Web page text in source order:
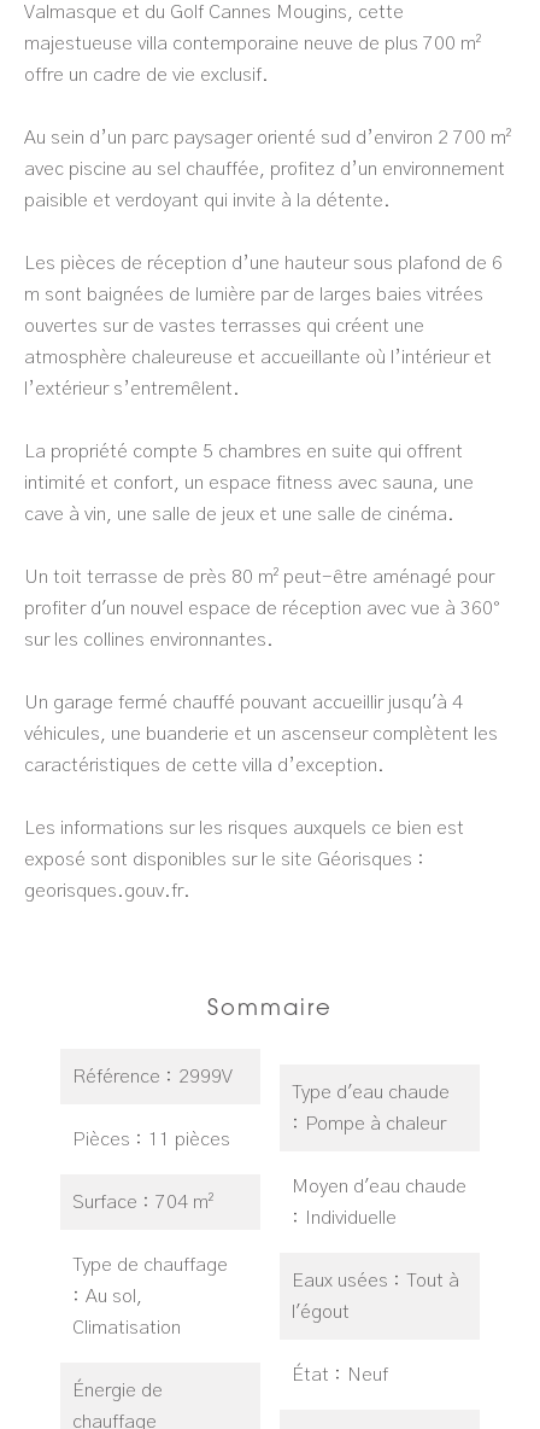
Valmasque et du Golf Cannes Mougins, cette
majestueuse villa contemporaine neuve de plus 700 m²
offre un cadre de vie exclusif.
Au sein d’un parc paysager orienté sud d’environ 2 700 m²
avec piscine au sel chauffée, profitez d’un environnement
paisible et verdoyant qui invite à la détente.
Les pièces de réception d’une hauteur sous plafond de 6
m sont baignées de lumière par de larges baies vitrées
ouvertes sur de vastes terrasses qui créent une
atmosphère chaleureuse et accueillante où l’intérieur et
l’extérieur s’entremêlent.
La propriété compte 5 chambres en suite qui offrent
intimité et confort, un espace fitness avec sauna, une
cave à vin, une salle de jeux et une salle de cinéma.
Un toit terrasse de près 80 m² peut-être aménagé pour
profiter d'un nouvel espace de réception avec vue à 360°
sur les collines environnantes.
Un garage fermé chauffé pouvant accueillir jusqu'à 4
véhicules, une buanderie et un ascenseur complètent les
caractéristiques de cette villa d’exception.
Les informations sur les risques auxquels ce bien est
exposé sont disponibles sur le site Géorisques :
georisques.gouv.fr.
Sommaire
Référence 2999V
Pièces 11 pièces
Surface 704 m²
Type de chauffage
Au sol,
Climatisation
Énergie de
chauffage
Type d'eau chaude
Pompe à chaleur
Moyen d'eau chaude
Individuelle
Eaux usées
Tout à
l'égout
État Neuf